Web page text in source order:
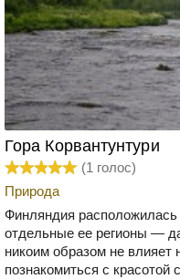
Гора Корвантунтури
(1 голос)
Природа
Финляндия
отдельные ее регионы —
никоим образом не влияет
познакомиться с